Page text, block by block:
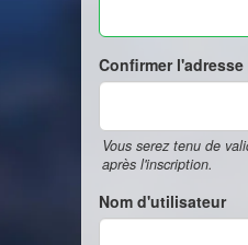
Confirmer l'adresse
Vous serez tenu de
après l'inscription.
Nom d'utilisateur